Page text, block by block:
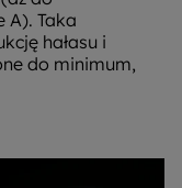
A). Taka
hałasu i
do minimum,